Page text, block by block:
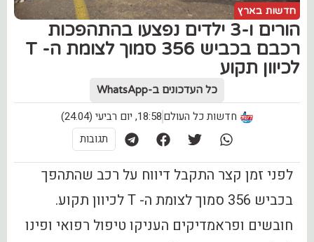
חדשות בארץ
הורים ו-3 ילדים נפצעו בהתהפכות
רכבם בכביש 356 סמוך לצומת ה- T
לכיוון תקוע
כל העדכונים ב-WhatsApp
חדשות כל העולם18:58, יום רביעי (24.04)
תגובות
לפני זמן קצר התקבל דיווח על רכב שהתהפך
בכביש 356 סמוך לצומת ה- T לכיוון תקוע.
חובשים ופראמדיקים העניקו טיפול רפואי ופינו